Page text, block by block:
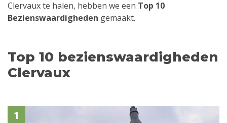
Clervaux te halen, hebben we een Top 10
Bezienswaardigheden gemaakt.
Top 10 bezienswaardigheden
Clervaux
1